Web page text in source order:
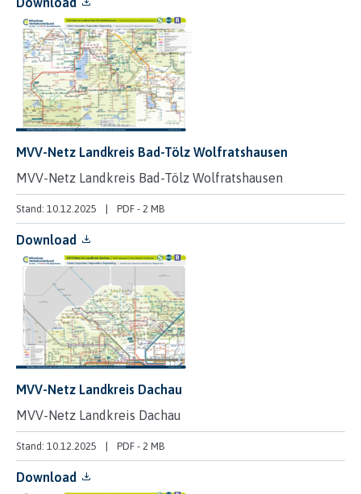
MVV-Netz Landkreis Bad-Tölz Wolfratshausen
MVV-Netz Landkreis Bad-Tölz Wolfratshausen
Stand: 10.12.2025 PDF - 2 MB
Download
MVV-Netz Landkreis Dachau
MVV-Netz Landkreis Dachau
Stand: 10.12.2025 PDF - 2 MB
Download